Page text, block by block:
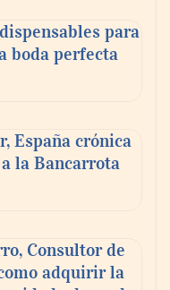
en el sector
para
boda perfecta
España crónica
la Bancarrota
Consultor de
adquirir la